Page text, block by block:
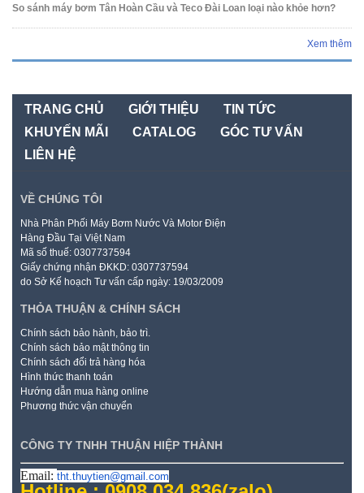
So sánh máy bơm Tân Hoàn Cầu và Teco Đài Loan loại nào khỏe hơn?
Xem thêm
TRANG CHỦ GIỚI THIỆU
TIN TỨC
KHUYẾN MÃI
CATALOG
GÓC TƯ VẤN
LIÊN HỆ
VỀ CHÚNG TÔI
Nhà Phân Phối Máy Bơm Nước Và Motor Điện
Hàng Đầu Tại Việt Nam
Mã số thuế: 0307737594
Giấy chứng nhận ĐKKD: 0307737594
do Sở Kế hoạch Tư vấn cấp ngày: 19/03/2009
THỎA THUẬN & CHÍNH SÁCH
Chính sách bảo hành, bảo trì.
Chính sách bảo mật thông tin
Chính sách đổi trả hàng hóa
Hình thức thanh toán
Hướng dẫn mua hàng online
Phương thức vận chuyển
CÔNG TY TNHH THUẬN HIỆP THÀNH
Email: tht.thuytien@gmail.com